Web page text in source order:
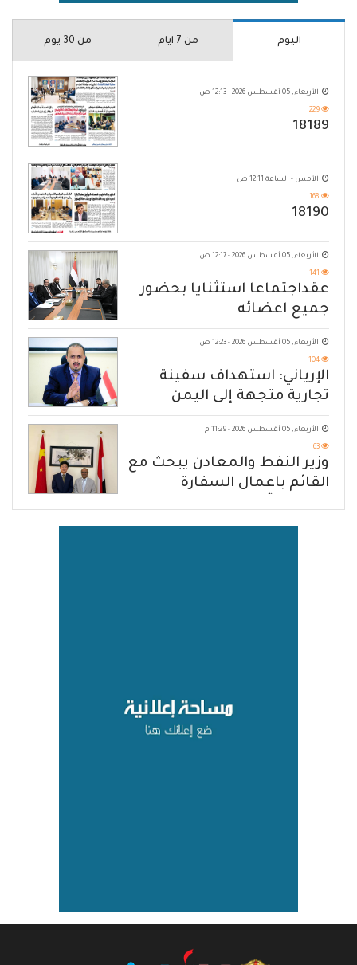
اليوم من 7 ايام من 30 يوم
الأربعاء, 05 أغسطس 2026 - 12:13 ص
229
18189
الأمس - الساعة 12:11 ص
168
18190
الأربعاء, 05 أغسطس 2026 - 12:17 ص
141
عقداجتماعا استثنايا بحضور
جميع اعضائه
الأربعاء, 05 أغسطس 2026 - 12:23 ص
104
الإرياني: استهداف سفينة
تجارية متجهة إلى اليمن
يكشف حصار الحوثي للشعب
الأربعاء, 05 أغسطس 2026 - 11:29 م
63
وزير النفط والمعادن يبحث مع
القائم باعمال السفارة
المشترك